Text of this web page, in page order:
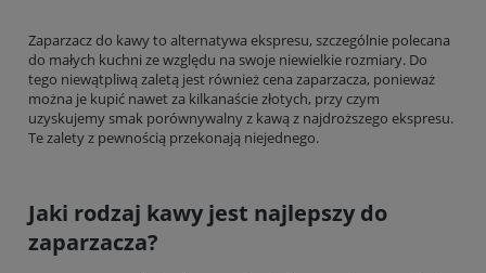
Zaparzacz do kawy to alternatywa ekspresu, szczególnie polecana
do małych kuchni ze względu na swoje niewielkie rozmiary. Do
tego niewątpliwą zaletą jest również cena zaparzacza, ponieważ
można je kupić nawet za kilkanaście złotych, przy czym
uzyskujemy smak porównywalny z kawą z najdroższego ekspresu.
Te zalety z pewnością przekonają niejednego.
Jaki rodzaj kawy jest najlepszy do
zaparzacza?